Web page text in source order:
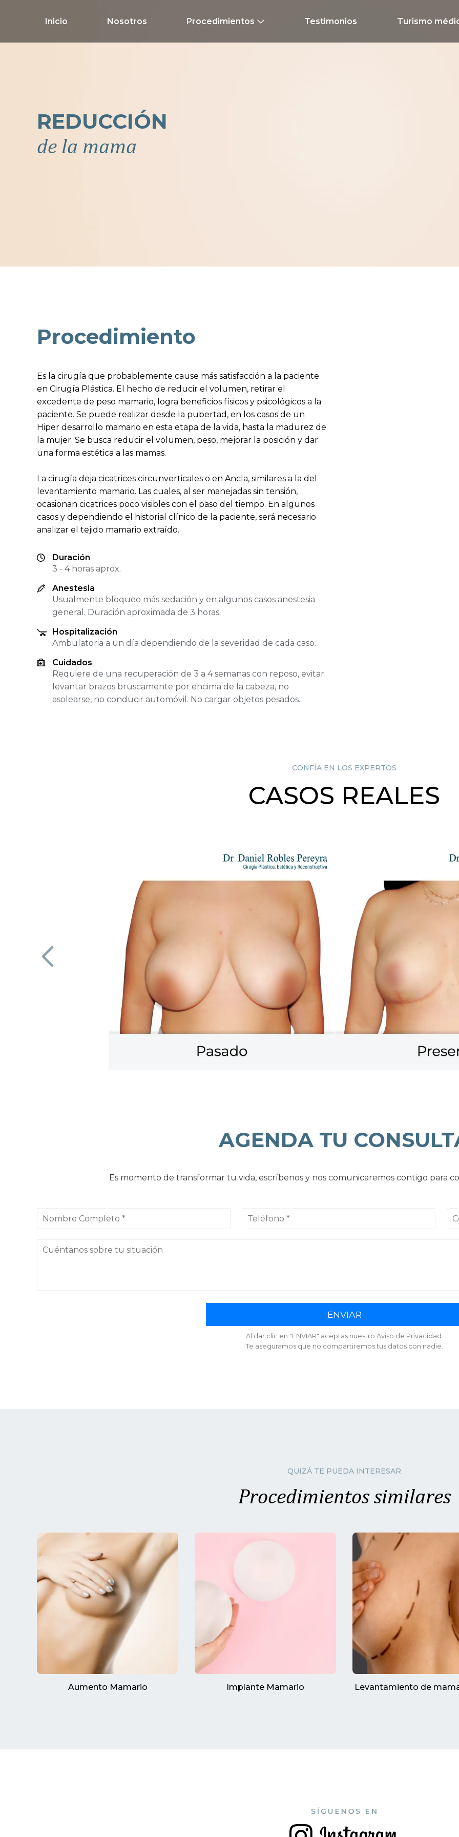
Inicio Nosotros Procedimientos Testimonios Turismo
REDUCCIÓN
de la mama
Procedimiento
Es la cirugía que probablemente cause más satisfacción a la paciente
en Cirugía Plástica. El hecho de reducir el volumen, retirar el
excedente de peso mamario, logra beneficios físicos y psicológicos a la
paciente. Se puede realizar desde la pubertad, en los casos de un
Hiper desarrollo mamario en esta etapa de la vida, hasta la madurez de
la mujer. Se busca reducir el volumen, peso, mejorar la posición y dar
una forma estética a las mamas.
La cirugía deja cicatrices circunverticales o en Ancla, similares a la del
levantamiento mamario. Las cuales, al ser manejadas sin tensión,
ocasionan cicatrices poco visibles con el paso del tiempo. En algunos
casos y dependiendo el historial clínico de la paciente, será necesario
analizar el tejido mamario extraído.
Duración
3 - 4 horas aprox.
Anestesia
Usualmente bloqueo más sedación y en algunos casos anestesia
general. Duración aproximada de 3 horas.
Hospitalización
Ambulatoria a un día dependiendo de la severidad de cada caso.
Cuidados
Requiere de una recuperación de 3 a 4 semanas con reposo, evitar
levantar brazos bruscamente por encima de la cabeza, no
asolearse, no conducir automóvil. No cargar objetos pesados.
CONFÍA EN LOS EXPERTOS
CASOS REALES
AGENDA TU
Es momento de transformar tu vida, escríbenos y nos comunicaremos contigo para
ENVIAR
Al dar clic en "ENVIAR" aceptas nuestro Aviso de Privacidad.
Te aseguramos que no compartiremos tus datos con nadie.
QUIZÁ TE PUEDA INTERESAR
Procedimientos similares
Aumento Mamario Implante Mamario Levantamiento de